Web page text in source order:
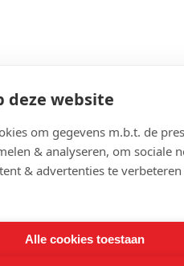
deze website
om gegevens m.b.t. de
& analyseren, om sociale
& advertenties te
Alle cookies toestaan